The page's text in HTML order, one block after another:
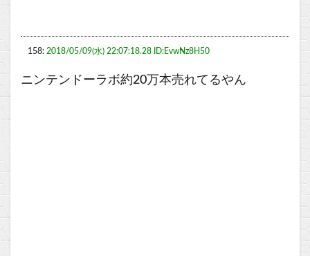
158: 2018/05/09(水) 22:07:18.28 ID:EvwNz8H50
ニンテンドーラボ約20万本売れてるやん